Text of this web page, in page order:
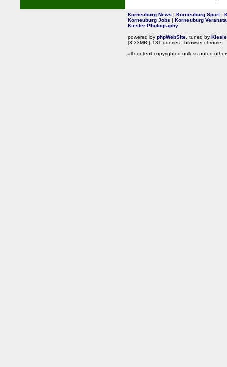
Korneuburg News | Korneuburg Sport|
Korneuburg Jobs | Korneuburg
Kiesler Photography
powered by phpWebSite , tuned by
[3.33MB | 131 queries | browser chrome]
all content copyrighted unless noted